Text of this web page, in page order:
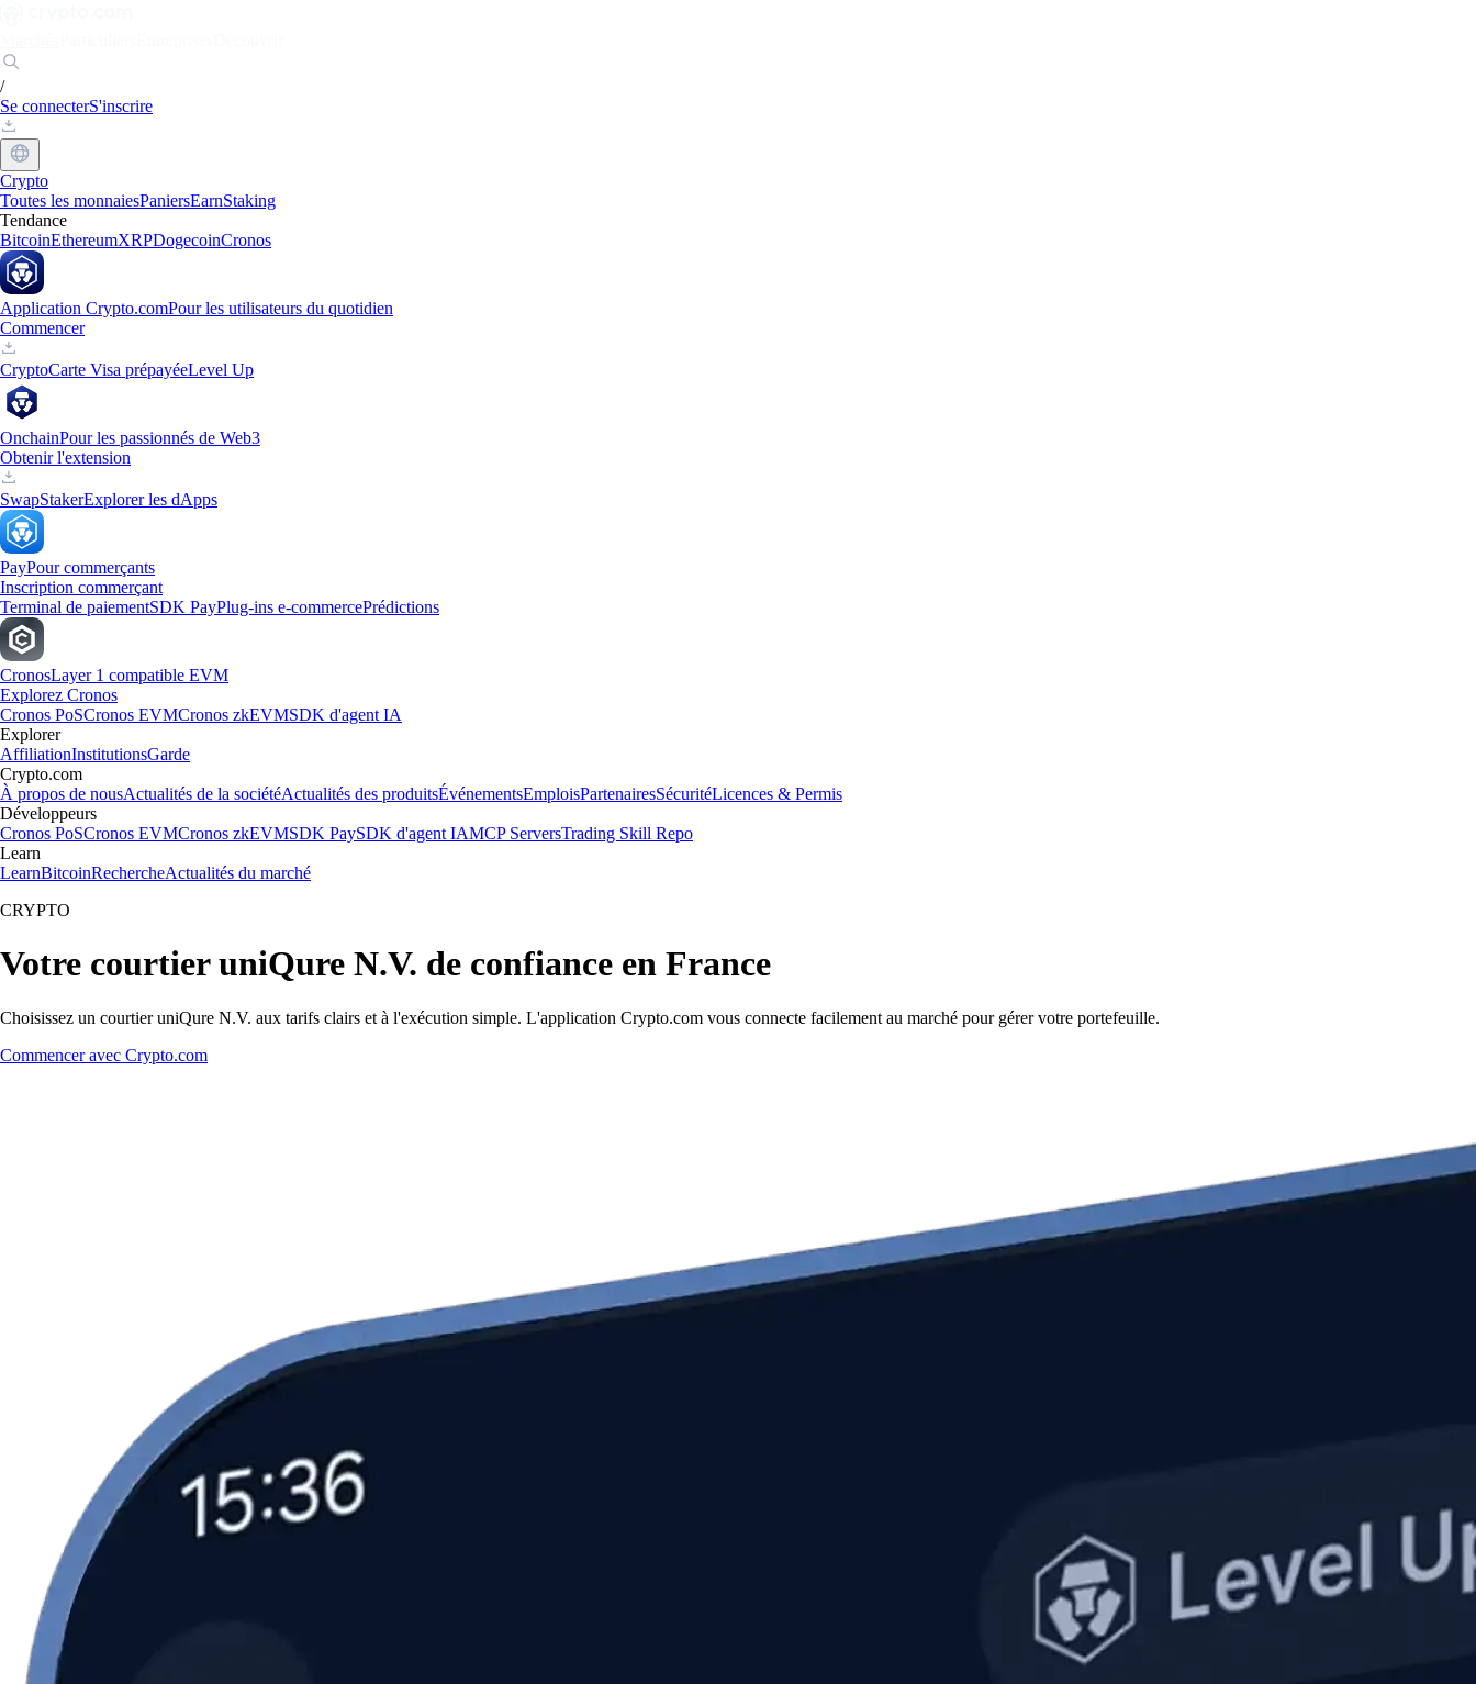
/
Se connecterS'inscrire
Crypto
Toutes les monnaiesPaniersEarnStaking
Tendance
BitcoinEthereumXRPDogecoinCronos
Application Crypto.comPour les utilisateurs du quotidien
Commencer
CryptoCarte Visa prépayéeLevel Up
OnchainPour les passionnés de Web3
Obtenir l'extension
SwapStakerExplorer les dApps
PayPour commerçants
Inscription commerçant
Terminal de paiementSDK PayPlug-ins e-commercePrédictions
CronosLayer 1 compatible EVM
Explorez Cronos
Cronos PoSCronos EVMCronos zkEVMSDK d'agent IA
Explorer
AffiliationInstitutionsGarde
Crypto.com
À propos de nousActualités de la sociétéActualités des produitsÉvénementsEmploisPartenairesSécuritéLicences & Permis
Développeurs
Cronos PoSCronos EVMCronos zkEVMSDK PaySDK d'agent IAMCP ServersTrading Skill Repo
Learn
LearnBitcoinRechercheActualités du marché
CRYPTO
Votre courtier uniQure N.V. de confiance en France
Choisissez un courtier uniQure N.V. aux tarifs clairs et à l'exécution simple. L'application Crypto.com vous connecte facilement au marché pour gérer votre portefeuille.
Commencer avec Crypto.com